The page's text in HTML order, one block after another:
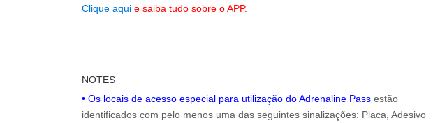
Clique aqui e saiba tudo sobre o APP.
NOTES
• Os locais de acesso especial para utilização do Adrenaline Pass estão
identificados com pelo menos uma das seguintes sinalizações: Placa, Adesivo